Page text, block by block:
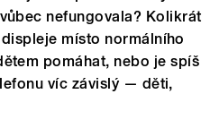
nefungovala? Kolikrát
místo normálního
pomáhat, nebo je spíš
víc závislý — děti,